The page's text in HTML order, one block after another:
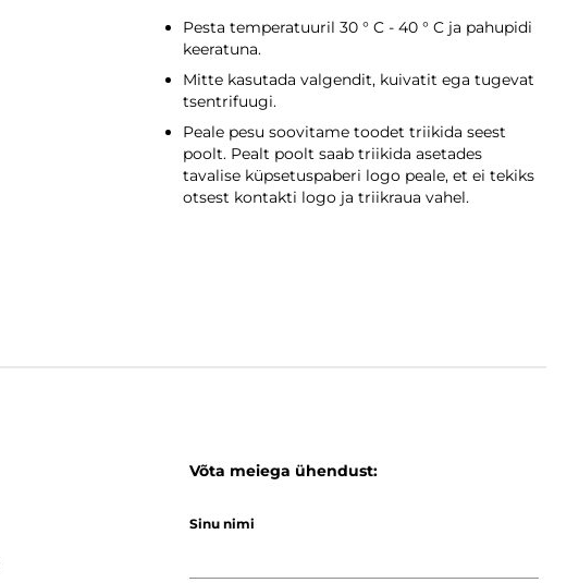
Pesta temperatuuril 30 ° C - 40 ° C ja pahupidi
keeratuna.
Mitte kasutada valgendit, kuivatit ega tugevat
tsentrifuugi.
Peale pesu soovitame toodet triikida seest
poolt. Pealt poolt saab triikida asetades
tavalise küpsetuspaberi logo peale, et ei tekiks
otsest kontakti logo ja triikraua vahel.
Võta meiega ühendust:
Sinu nimi